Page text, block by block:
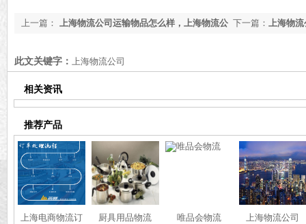
下一篇： 上海物
上一篇： 上海物流公司运输物品怎么样，上海物流公
此文关键字： 上海物流公司
相关资讯
推荐产品
上海电商物流订
厨具用品物流 唯品会物流 上海物流公司